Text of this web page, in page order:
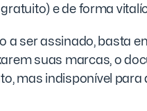
e de forma
a ser assinado, basta
suas marcas, o
mas indisponível para